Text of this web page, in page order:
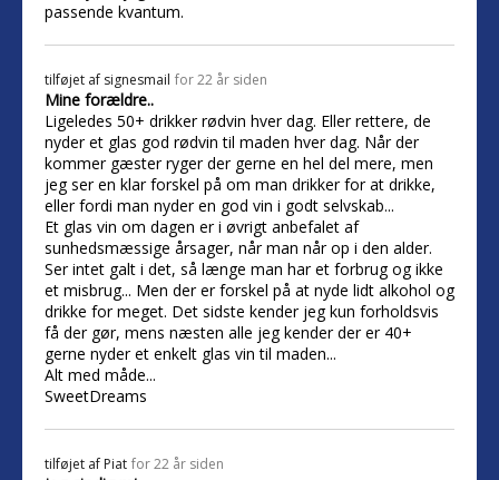
passende kvantum.
tilføjet af signesmail for 22 år siden
Mine forældre..
Ligeledes 50+ drikker rødvin hver dag. Eller rettere, de
nyder et glas god rødvin til maden hver dag. Når der
kommer gæster ryger der gerne en hel del mere, men
jeg ser en klar forskel på om man drikker for at drikke,
eller fordi man nyder en god vin i godt selvskab...
Et glas vin om dagen er i øvrigt anbefalet af
sunhedsmæssige årsager, når man når op i den alder.
Ser intet galt i det, så længe man har et forbrug og ikke
et misbrug... Men der er forskel på at nyde lidt alkohol og
drikke for meget. Det sidste kender jeg kun forholdsvis
få der gør, mens næsten alle jeg kender der er 40+
gerne nyder et enkelt glas vin til maden...
Alt med måde...
SweetDreams
tilføjet af Piat for 22 år siden